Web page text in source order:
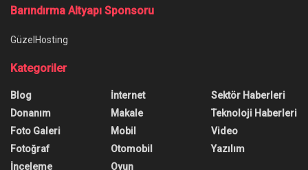
Barındırma Altyapı Sponsoru
GüzelHosting
Kategoriler
Blog
Donanım
Foto Galeri
Fotoğraf
İnceleme
İnternet
Makale
Mobil
Otomobil
Oyun
Sektör Haberleri
Teknoloji Haberleri
Video
Yazılım